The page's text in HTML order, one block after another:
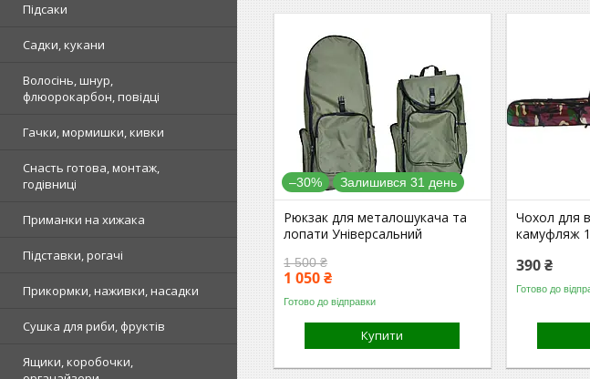
Підсаки
Садки, кукани
Волосінь, шнур,
флюорокарбон, повідці
Гачки, мормишки, кивки
Снасть готова, монтаж,
годівниці
Приманки на хижака
Підставки, рогачі
Прикормки, наживки, насадки
Сушка для риби, фруктів
Ящики, коробочки,
–30% Залишився 31 день
Рюкзак для металошукача та
лопати Універсальний
1 500 ₴
1 050 ₴
Готово до відправки
Купити
Чохол для
камуфляж
390 ₴
Готово до